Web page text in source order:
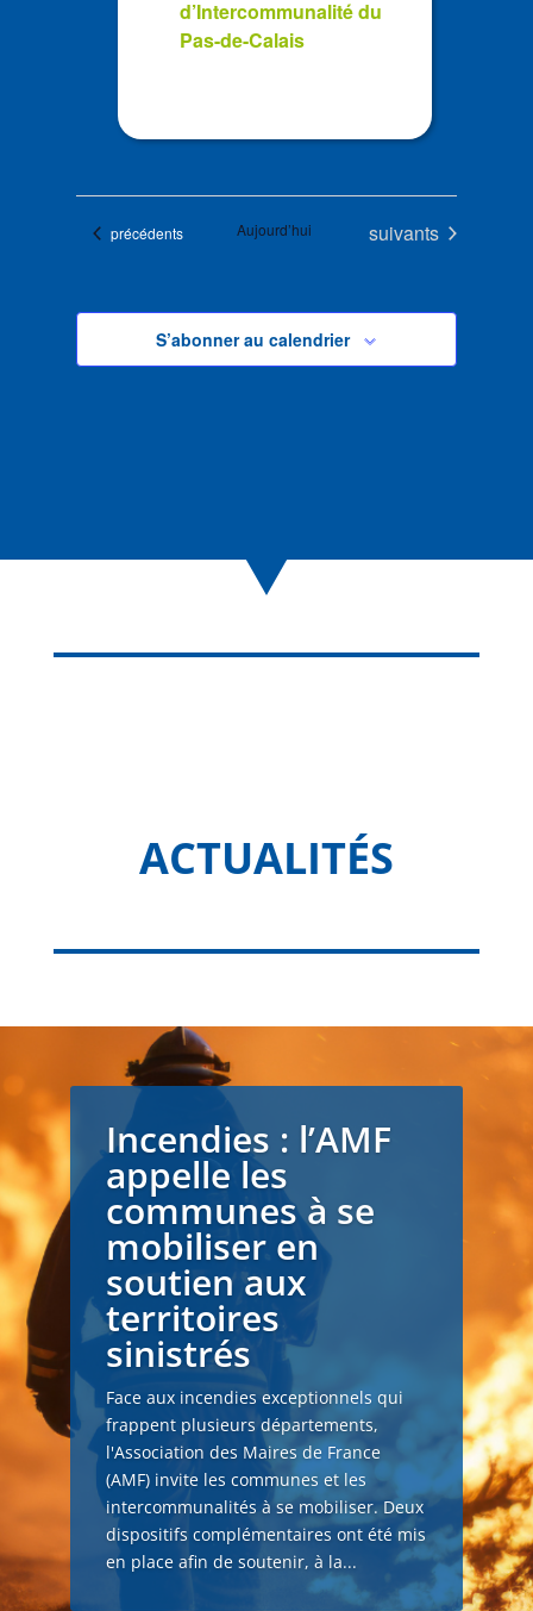
d’Intercommunalité du
Pas-de-Calais
Évènements
précédents Aujourd’hui Évènements
suivants
S’abonner au calendrier
ACTUALITÉS
Incendies : l’AMF
appelle les
communes à se
mobiliser en
soutien aux
territoires
sinistrés
Face aux incendies exceptionnels qui
frappent plusieurs départements,
l'Association des Maires de France
(AMF) invite les communes et les
intercommunalités à se mobiliser. Deux
dispositifs complémentaires ont été mis
en place afin de soutenir, à la...